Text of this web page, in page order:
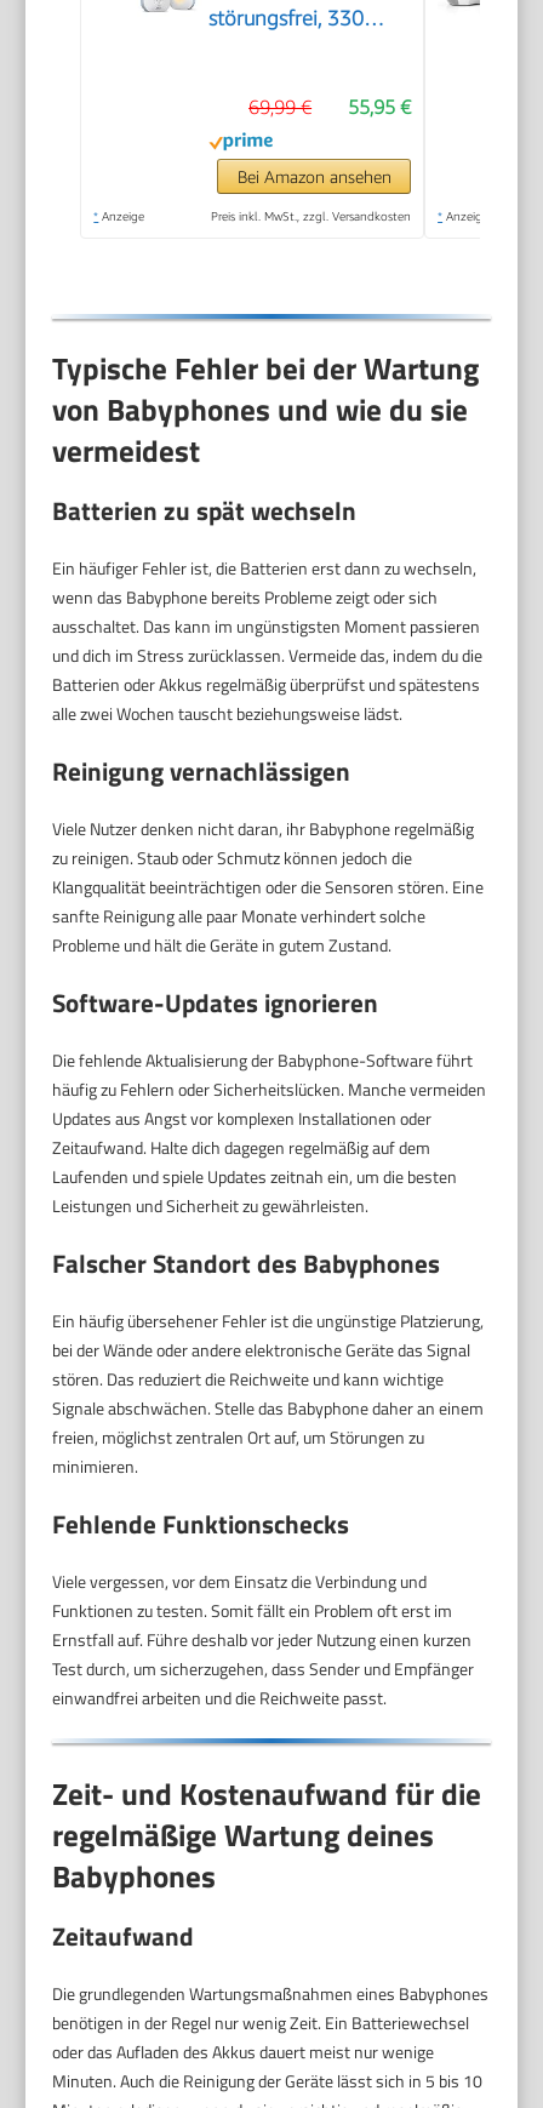
störungsfrei, 330
Smart ECO-Modus,
Nachtlicht,
SCD503/26
55,95 €
69,99 €
Bei Amazon ansehen
* Anzeige Preis inkl. MwSt., zzgl. Versandkosten * Anzeige
Typische Fehler bei der Wartung
von Babyphones und wie du sie
vermeidest
Batterien zu spät wechseln
Ein häufiger Fehler ist, die Batterien erst dann zu wechseln,
wenn das Babyphone bereits Probleme zeigt oder sich
ausschaltet. Das kann im ungünstigsten Moment passieren
und dich im Stress zurücklassen. Vermeide das, indem du die
Batterien oder Akkus regelmäßig überprüfst und spätestens
alle zwei Wochen tauscht beziehungsweise lädst.
Reinigung vernachlässigen
Viele Nutzer denken nicht daran, ihr Babyphone regelmäßig
zu reinigen. Staub oder Schmutz können jedoch die
Klangqualität beeinträchtigen oder die Sensoren stören. Eine
sanfte Reinigung alle paar Monate verhindert solche
Probleme und hält die Geräte in gutem Zustand.
Software-Updates ignorieren
Die fehlende Aktualisierung der Babyphone-Software führt
häufig zu Fehlern oder Sicherheitslücken. Manche vermeiden
Updates aus Angst vor komplexen Installationen oder
Zeitaufwand. Halte dich dagegen regelmäßig auf dem
Laufenden und spiele Updates zeitnah ein, um die besten
Leistungen und Sicherheit zu gewährleisten.
Falscher Standort des Babyphones
Ein häufig übersehener Fehler ist die ungünstige Platzierung,
bei der Wände oder andere elektronische Geräte das Signal
stören. Das reduziert die Reichweite und kann wichtige
Signale abschwächen. Stelle das Babyphone daher an einem
freien, möglichst zentralen Ort auf, um Störungen zu
minimieren.
Fehlende Funktionschecks
Viele vergessen, vor dem Einsatz die Verbindung und
Funktionen zu testen. Somit fällt ein Problem oft erst im
Ernstfall auf. Führe deshalb vor jeder Nutzung einen kurzen
Test durch, um sicherzugehen, dass Sender und Empfänger
einwandfrei arbeiten und die Reichweite passt.
Zeit- und Kostenaufwand für die
regelmäßige Wartung deines
Babyphones
Zeitaufwand
Die grundlegenden Wartungsmaßnahmen eines Babyphones
benötigen in der Regel nur wenig Zeit. Ein Batteriewechsel
oder das Aufladen des Akkus dauert meist nur wenige
Minuten. Auch die Reinigung der Geräte lässt sich in 5 bis 10